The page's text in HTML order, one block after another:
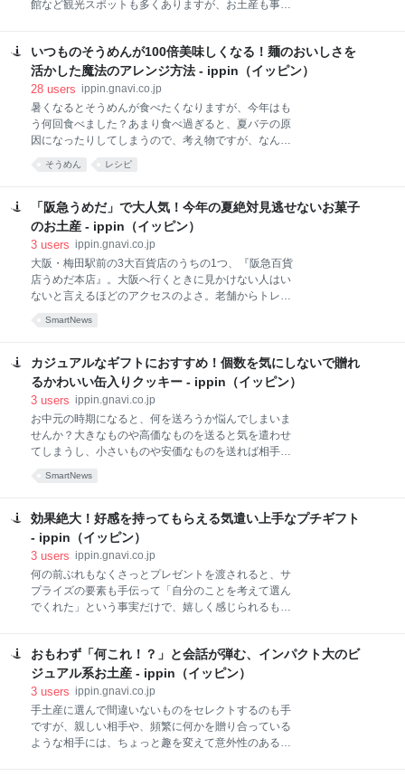
なかなか購入しなくても、結婚祝いなどプレゼントに
充分元がとれるので、おすすめですよ！
館など観光スポットも多くありますが、お土産も事前
存分に感じられるモノを取り揃えてみました。 最後に
紹介するのは、沼津港に立ち寄るならこちらもお土産
に選びたいあんぱん専門店 恵比の「あんぱん」です。
味は、小倉あんやこしあん、栗あんや焼きいもあんな
ど8種類。午前中に売り切れてしまうことも多いそう
ですので、漁港の活気を見に行きがてら訪れてみて
静岡県沼津市千本港町53 電話番号：055-962-1423
いつものそうめんが100倍美味しくなる！麺のおいしさを
活かした魔法のアレンジ方法 - ippin（イッピン）
28 users ippin.gnavi.co.jp
暑くなるとそうめんが食べたくなりますが、今年はも
う何回食べました？あまり食べ過ぎると、夏バテの原
因になったりしてしまうので、考え物ですが、なんと
か。コンロをあまり使わずにささっとできる主婦の味
うめんのアレンジ方法を紹介します。麺の太さ、味に
合わせていろいろな簡単アレンジを試してみてくださ
いね！ 岡上さんのひやむぎは、プロ受け、通好みの逸
喉越しはよいけど、食べた気がしなくないですか？う
どんも蕎麦も「醤油系」ですが、このひやむぎは、オ
リーブ油とトマトをからめるだけで、手打ちパスタに
変身してしまうんです（写真一番上）。カルボナーラ
せ、オリーブ油をかけて、隠し味と
そうめん レシピ
「阪急うめだ」で大人気！今年の夏絶対見逃せないお菓子
のお土産 - ippin（イッピン）
3 users ippin.gnavi.co.jp
大阪・梅田駅前の3大百貨店のうちの1つ、『阪急百貨
店うめだ本店』。大阪へ行くときに見かけない人はい
ないと言えるほどのアクセスのよさ。老舗からトレン
ン限定での販売ブランドなども紹介しますので、大阪
に行く予定のある方は、是非チェックしてください
ね！ この記事で紹介している商品は一部ippinオフィシ
して人気のパイナップルケーキですが、サニーヒルズ
ブランドのパイナップルケーキが期間限定で阪急うめ
だに登場します。9階で開催されるアジアンフェア
2017に登場するようなので、サニーヒルズのパイナッ
国の味とはちょっと違
SmartNews
カジュアルなギフトにおすすめ！個数を気にしないで贈れ
るかわいい缶入りクッキー - ippin（イッピン）
3 users ippin.gnavi.co.jp
お中元の時期になると、何を送ろうか悩んでしまいま
せんか？大きなものや高価なものを送ると気を遣わせ
てしまうし、小さいものや安価なものを送れば相手に
実際のお値段よりも良く見えたり、日持ちもしたりと
暑い時期に送るのにはぴったりのお菓子です。お中元
に向けて、是非参考にしてみてくださいね！
SmartNews
効果絶大！好感を持ってもらえる気遣い上手なプチギフト
- ippin（イッピン）
3 users ippin.gnavi.co.jp
何の前ぶれもなくさっとプレゼントを渡されると、サ
プライズの要素も手伝って「自分のことを考えて選ん
でくれた」という事実だけで、嬉しく感じられるもの
れ上がることもあるはず。そこで今回は、気後れせず
受け取れて、大げさじゃないサイズ、渡す人の心遣い
が伝わるプチギフト向けの6品をご紹介します。 ガム
シロップのような容器に入った液体を、水やミルクに
加えてかき混ぜれば完成。「生活の木」の「ハーブペ
タルポーション」は、液体タイプのハーブドリンクの
おもわず「何これ！？」と会話が弾む、インパクト大のビ
ジュアル系お土産 - ippin（イッピン）
3 users ippin.gnavi.co.jp
手土産に選んで間違いないものをセレクトするのも手
ですが、親しい相手や、頻繁に何かを贈り合っている
ような相手には、ちょっと趣を変えて意外性のあるも